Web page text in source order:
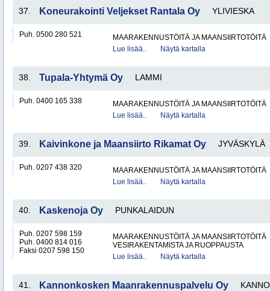
37. Koneurakointi Veljekset Rantala Oy YLIVIESKA
Puh. 0500 280 521
MAARAKENNUSTÖITÄ JA MAANSIIRTOTÖITÄ
Lue lisää..
Näytä kartalla
38. Tupala-Yhtymä Oy LAMMI
Puh. 0400 165 338
MAARAKENNUSTÖITÄ JA MAANSIIRTOTÖITÄ
Lue lisää..
Näytä kartalla
39. Kaivinkone ja Maansiirto Rikamat Oy JYVÄSKYLÄ
Puh. 0207 438 320
MAARAKENNUSTÖITÄ JA MAANSIIRTOTÖITÄ
Lue lisää..
Näytä kartalla
40. Kaskenoja Oy PUNKALAIDUN
Puh. 0207 598 159
Puh. 0400 814 016
Faksi 0207 598 150
MAARAKENNUSTÖITÄ JA MAANSIIRTOTÖITÄ
VESIRAKENTAMISTA JA RUOPPAUSTA
Lue lisää..
Näytä kartalla
41. Kannonkosken Maanrakennuspalvelu Oy